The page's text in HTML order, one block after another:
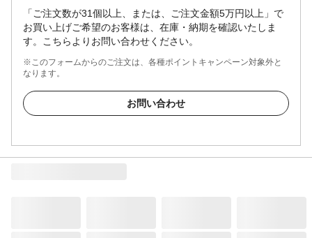
「ご注文数が31個以上、または、ご注文金額5万円以上」で
お買い上げご希望のお客様は、在庫・納期を確認いたしま
す。こちらよりお問い合わせください。
※このフォームからのご注文は、各種ポイントキャンペーン対象外と
なります。
お問い合わせ